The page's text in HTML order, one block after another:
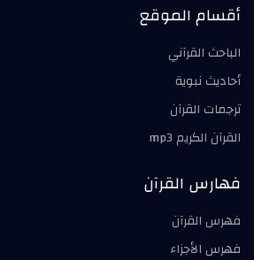
أقسام الموقع
الباحث القرآني
أحاديث نبوية
ترجمات القرآن
القرآن الكريم mp3
فهارس القرآن
فهرس القرآن
فهرس الأجزاء